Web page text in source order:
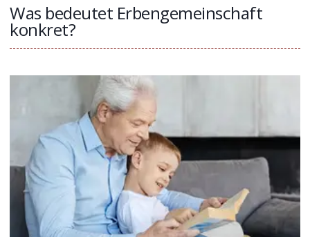
Was bedeutet Erbengemeinschaft
konkret?